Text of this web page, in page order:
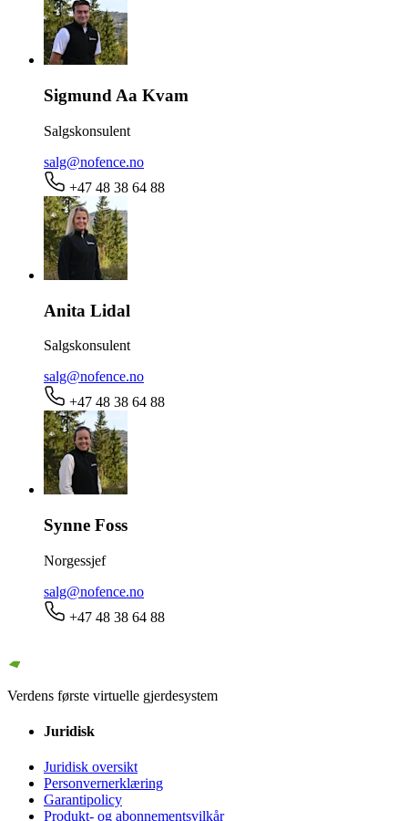
Sigmund Aa Kvam
Salgskonsulent
salg@nofence.no
+47 48 38 64 88
Anita Lidal
Salgskonsulent
salg@nofence.no
+47 48 38 64 88
Synne Foss
Norgessjef
salg@nofence.no
+47 48 38 64 88
Verdens første virtuelle gjerdesystem
Juridisk
Juridisk oversikt
Personvernerklæring
Garantipolicy
Produkt- og abonnementsvilkår